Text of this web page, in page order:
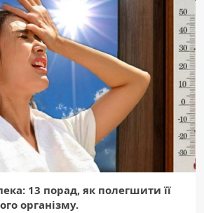
13 порад, як полегшити її
організму.